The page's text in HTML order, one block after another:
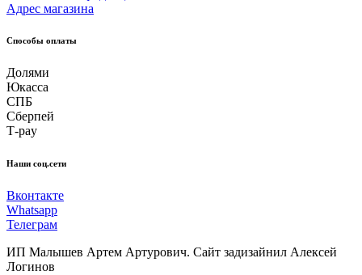
Адрес магазина
Способы оплаты
Долями
Юкасса
СПБ
Сберпей
Т-pay
Наши соц.сети
Вконтакте
Whatsapp
Телеграм
ИП Малышев Артем Артурович. Сайт задизайнил Алексей
Логинов